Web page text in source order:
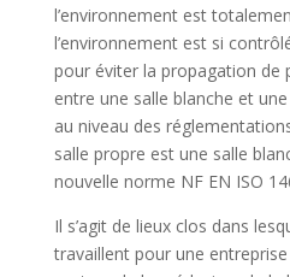
l’environnement est
l’environnement est si
pour éviter la propagation de
entre une salle blanche et
au niveau des
salle propre est une salle
nouvelle norme NF EN ISO
Il s’agit de lieux clos dans
travaillent pour une entreprise